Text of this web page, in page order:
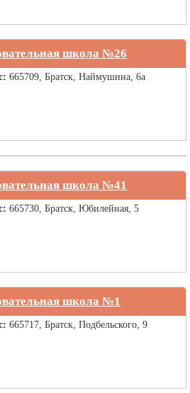
школа №26
665709, Братск, Наймушина, 6а
школа №41
665730, Братск, Юбилейная, 5
школа №1
665717, Братск, Подбельского, 9